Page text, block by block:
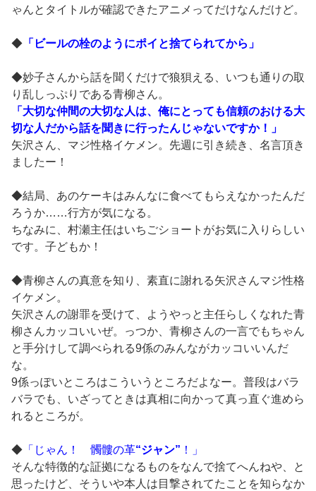
ゃんとタイトルが確認できたアニメってだけなんだけど。
◆ 「ビールの栓のようにポイと捨てられてから」
◆妙子さんから話を聞くだけで狼狽える、いつも通りの取
り乱しっぷりである青柳さん。
「大切な仲間の大切な人は、俺にとっても信頼のおける大
切な人だから話を聞きに行ったんじゃないですか！」
矢沢さん、マジ性格イケメン。先週に引き続き、名言頂き
ましたー！
◆結局、あのケーキはみんなに食べてもらえなかったんだ
ろうか……行方が気になる。
ちなみに、村瀬主任はいちごショートがお気に入りらしい
です。子どもか！
◆青柳さんの真意を知り、素直に謝れる矢沢さんマジ性格
イケメン。
矢沢さんの謝罪を受けて、ようやっと主任らしくなれた青
柳さんカッコいいぜ。っつか、青柳さんの一言でもちゃん
と手分けして調べられる9係のみんながカッコいいんだ
な。
9係っぽいところはこういうところだよなー。普段はバラ
バラでも、いざってときは真相に向かって真っ直ぐ進めら
れるところが。
◆ 「じゃん！ 髑髏の革“ジャン” ！」
そんな特徴的な証拠になるものをなんで捨てへんねや、と
思ったけど、そういや本人は目撃されてたことを知らなか